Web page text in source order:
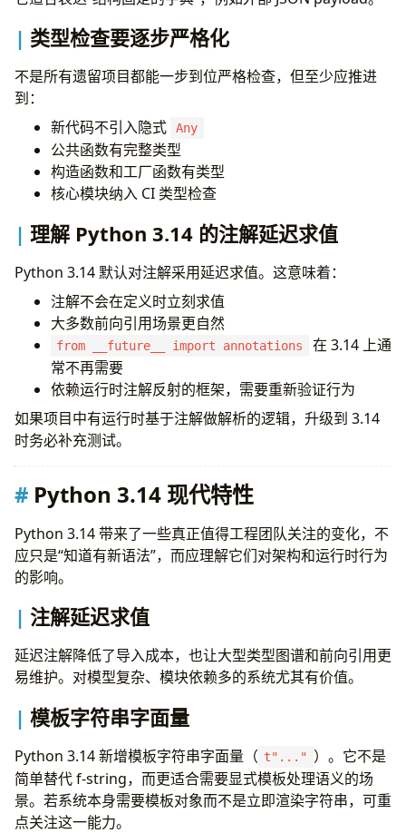
类型检查要逐步严格化
不是所有遗留项目都能一步到位严格检查，但至少应推进
到：
新代码不引入隐式
Any
公共函数有完整类型
构造函数和工厂函数有类型
核心模块纳入 CI 类型检查
理解 Python 3.14 的注解延迟求值
Python 3.14 默认对注解采用延迟求值。这意味着：
注解不会在定义时立刻求值
大多数前向引用场景更自然
from __future__ import annotations
在 3.14 上通
常不再需要
依赖运行时注解反射的框架，需要重新验证行为
如果项目中有运行时基于注解做解析的逻辑，升级到 3.14
时务必补充测试。
Python 3.14 现代特性
Python 3.14 带来了一些真正值得工程团队关注的变化，不
应只是“知道有新语法”，而应理解它们对架构和运行时行为
的影响。
注解延迟求值
延迟注解降低了导入成本，也让大型类型图谱和前向引用更
易维护。对模型复杂、模块依赖多的系统尤其有价值。
模板字符串字面量
Python 3.14 新增模板字符串字面量（ t"..." ）。它不是
简单替代 f-string，而更适合需要显式模板处理语义的场
景。若系统本身需要模板对象而不是立即渲染字符串，可重
点关注这一能力。